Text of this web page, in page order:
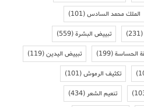
الملك محمد السادس(101)
(231) تبييض البشرة(559)
الحساسة(199) تبييض اليدين(119)
تكثيف الرموش(101)
تنعيم الشعر(434)